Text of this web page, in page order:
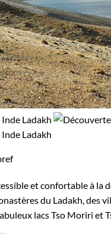
et confortable à la
du Ladakh, des
lacs Tso Moriri et